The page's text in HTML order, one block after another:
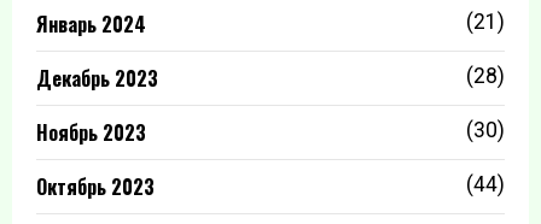
Январь 2024 (21)
Декабрь 2023 (28)
Ноябрь 2023 (30)
Октябрь 2023 (44)